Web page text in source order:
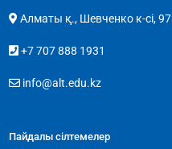
Алматы қ., Шевченко к-сі, 97
+7 707 888 1931
info@alt.edu.kz
Пайдалы сілтемелер